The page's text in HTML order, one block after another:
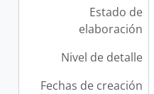
Estado de
elaboración
Nivel de detalle
Fechas de creación